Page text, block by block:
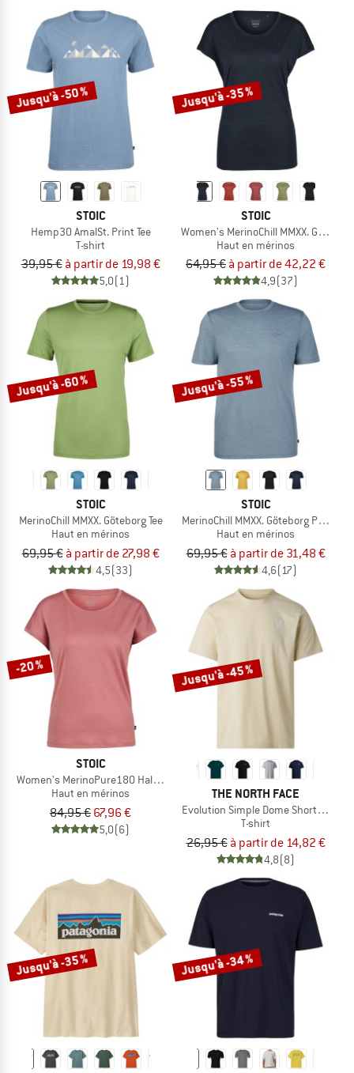
Jusqu'à -50 %
STOIC
Hemp30 AmalSt. Print Tee
T-shirt
39,95 € à partir de 19,98 €
5,0(1)
Jusqu'à -35 %
STOIC
Women's MerinoChill MMXX.
Haut en mérinos
64,95 € à partir de 42,22 €
4,9(37)
Jusqu'à -60 %
STOIC
MerinoChill MMXX. Göteborg Tee
Haut en mérinos
69,95 € à partir de 27,98 €
4,5(33)
Jusqu'à -55 %
STOIC
MerinoChill MMXX. Göteborg Print Tee
Haut en mérinos
69,95 € à partir de 31,48 €
4,6(17)
-20 %
STOIC
Women's MerinoPure180 HaldenSt. T-Shirt
Haut en mérinos
84,95 € 67,96 €
5,0(6)
Jusqu'à -45 %
THE NORTH FACE
Evolution Simple Dome Short Sleeve
T-shirt
26,95 € à partir de 14,82 €
4,8(8)
Jusqu'à -35 % Jusqu'à -34 %